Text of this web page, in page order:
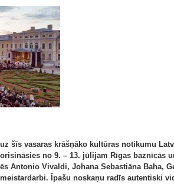
šīs vasaras krāšņāko kultūras notikumu
no 9. – 13. jūlijam Rīgas baznīcās
Antonio Vivaldi, Johana Sebastiāna Baha,
Īpašu noskaņu radīs autentiski